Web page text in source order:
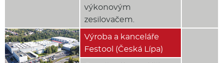
výkonovým
zesilovačem.
Výroba a kanceláře
Festool (Česká Lípa)